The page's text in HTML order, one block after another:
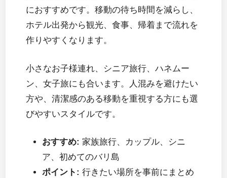
におすすめです。移動の待ち時間を減らし、
ホテル出発から観光、食事、帰着まで流れを
作りやすくなります。
小さなお子様連れ、シニア旅行、ハネムー
ン、女子旅にも合います。人混みを避けたい
方や、清潔感のある移動を重視する方にも選
びやすいスタイルです。
おすすめ: 家族旅行、カップル、シニ
ア、初めてのバリ島
ポイント: 行きたい場所を事前にまとめ